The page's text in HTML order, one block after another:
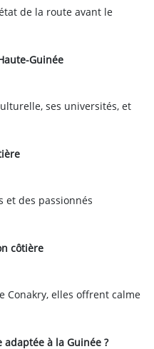
de la route avant le
Guinée
ses universités, et
et des passionnés
côtière
Conakry, elles offrent calme
à la Guinée ?